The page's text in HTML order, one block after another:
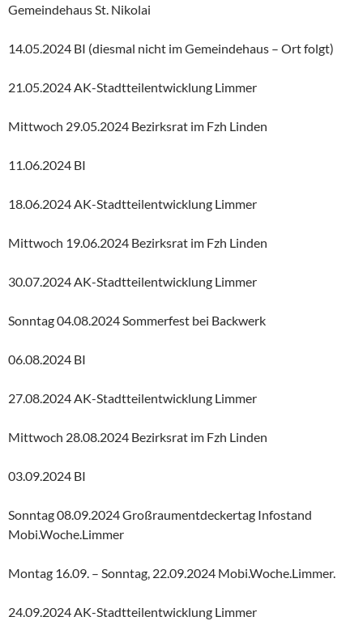
Gemeindehaus St. Nikolai
14.05.2024 BI (diesmal nicht im Gemeindehaus – Ort folgt)
21.05.2024 AK-Stadtteilentwicklung Limmer
Mittwoch 29.05.2024 Bezirksrat im Fzh Linden
11.06.2024 BI
18.06.2024 AK-Stadtteilentwicklung Limmer
Mittwoch 19.06.2024 Bezirksrat im Fzh Linden
30.07.2024 AK-Stadtteilentwicklung Limmer
Sonntag 04.08.2024 Sommerfest bei Backwerk
06.08.2024 BI
27.08.2024 AK-Stadtteilentwicklung Limmer
Mittwoch 28.08.2024 Bezirksrat im Fzh Linden
03.09.2024 BI
Sonntag 08.09.2024 Großraumentdeckertag Infostand
Mobi.Woche.Limmer
Montag 16.09. – Sonntag, 22.09.2024 Mobi.Woche.Limmer.
24.09.2024 AK-Stadtteilentwicklung Limmer